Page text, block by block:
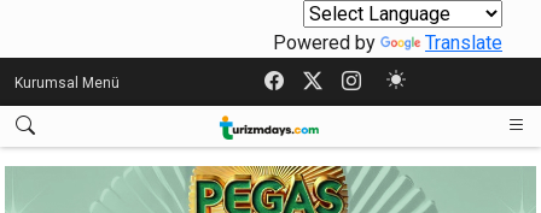
Powered by Translate
Kurumsal Menü